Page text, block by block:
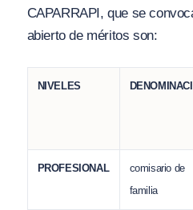
CAPARRAPI, que se
abierto de méritos son:
NIVELES
PROFESIONAL
comisario de
familia